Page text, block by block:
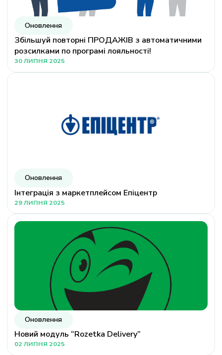
Оновлення
Збільшуй повторні ПРОДАЖІВ з автоматичними
розсилками по програмі лояльності!
30 ЛИПНЯ 2025
Оновлення
Інтеграція з маркетплейсом Епіцентр
29 ЛИПНЯ 2025
Оновлення
Новий модуль “Rozetka Delivery”
02 ЛИПНЯ 2025